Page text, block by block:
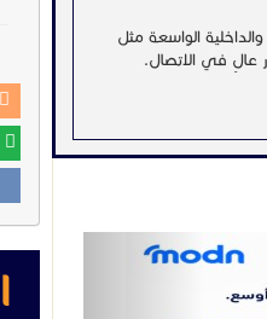
الواسعة مثل
عالٍ في الاتصال.
Previous